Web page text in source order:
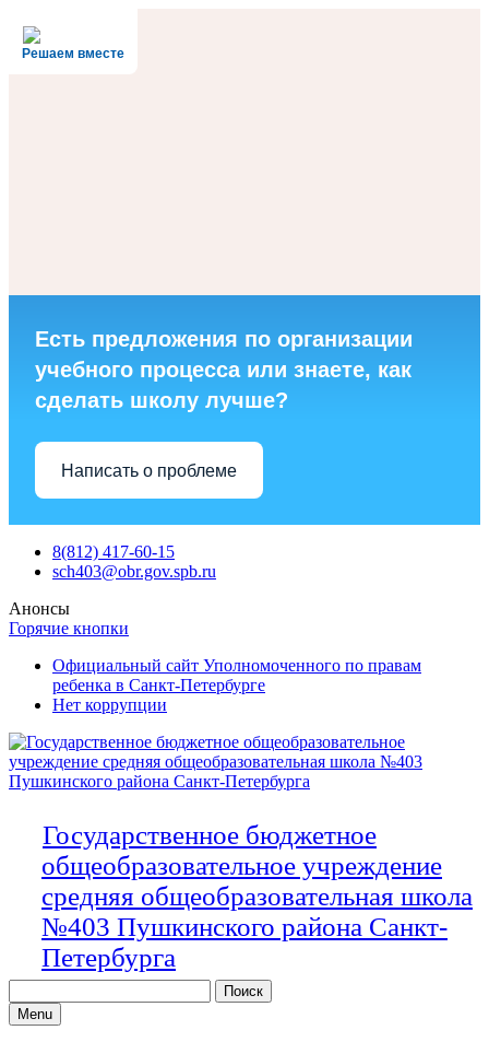
Решаем вместе
Есть предложения по организации
учебного процесса или знаете, как
сделать школу лучше?
Написать о проблеме
Skip
8(812) 417-60-15
sch403@obr.gov.spb.ru
Анонсы
Горячие кнопки
Официальный сайт Уполномоченного по правам
ребенка в Санкт-Петербурге
Нет коррупции
Государственное бюджетное
общеобразовательное учреждение
средняя общеобразовательная школа
№403 Пушкинского района Санкт-
Петербурга
for:Menu